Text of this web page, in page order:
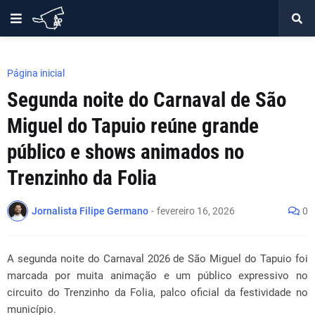
Página inicial
Segunda noite do Carnaval de São
Miguel do Tapuio reúne grande
público e shows animados no
Trenzinho da Folia
Jornalista Filipe Germano - fevereiro 16, 2026 0
A segunda noite do Carnaval 2026 de São Miguel do Tapuio foi
marcada por muita animação e um público expressivo no
circuito do Trenzinho da Folia, palco oficial da festividade no
município.